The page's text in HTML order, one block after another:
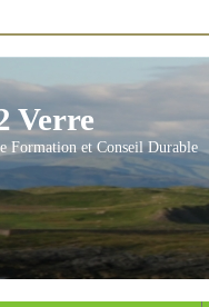
Verre
Formation et Conseil Durable